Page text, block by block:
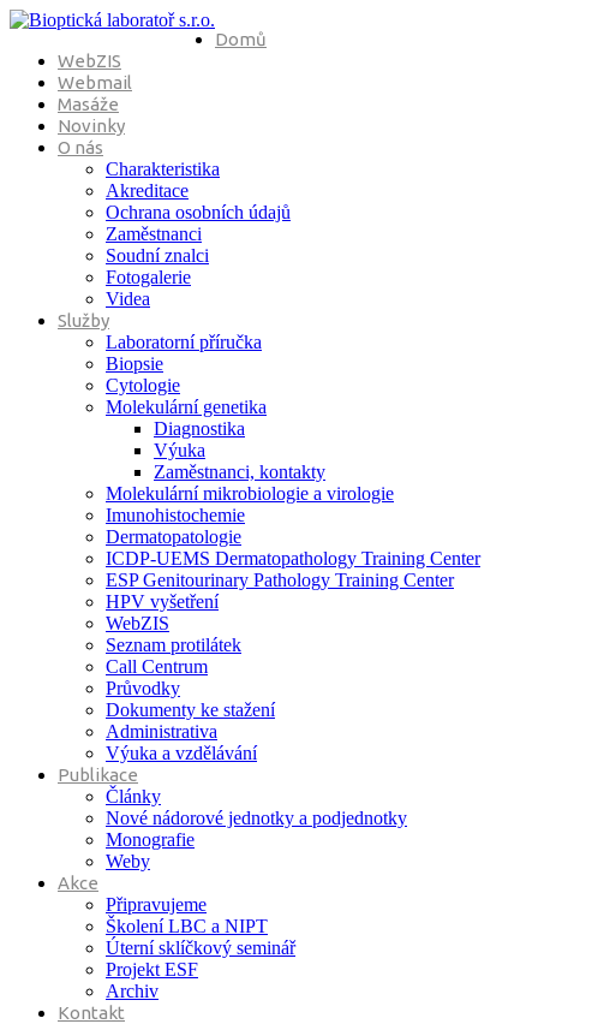
Domů
WebZIS
Webmail
Masáže
Novinky
O nás
Charakteristika
Akreditace
Ochrana osobních údajů
Zaměstnanci
Soudní znalci
Fotogalerie
Videa
Služby
Laboratorní příručka
Biopsie
Cytologie
Molekulární genetika
Diagnostika
Výuka
Zaměstnanci, kontakty
Molekulární mikrobiologie a virologie
Imunohistochemie
Dermatopatologie
ICDP-UEMS Dermatopathology Training Center
ESP Genitourinary Pathology Training Center
HPV vyšetření
WebZIS
Seznam protilátek
Call Centrum
Průvodky
Dokumenty ke stažení
Administrativa
Výuka a vzdělávání
Publikace
Články
Nové nádorové jednotky a podjednotky
Monografie
Weby
Akce
Připravujeme
Školení LBC a NIPT
Úterní sklíčkový seminář
Projekt ESF
Archiv
Kontakt